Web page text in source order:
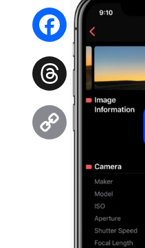
WhatsApp
Facebook
Threads